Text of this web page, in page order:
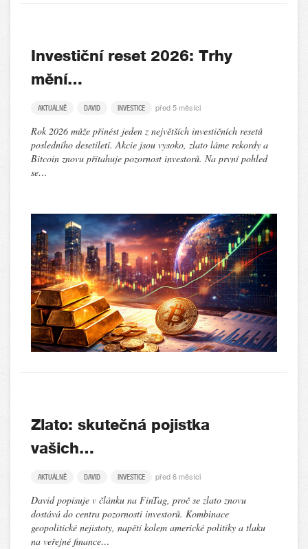
Investiční reset 2026: Trhy
mění…
AKTUÁLNĚ DAVID INVESTICE před 5 měsíci
Rok 2026 může přinést jeden z největších investičních resetů
posledního desetiletí. Akcie jsou vysoko, zlato láme rekordy a
Bitcoin znovu přitahuje pozornost investorů. Na první pohled
se…
Zlato: skutečná pojistka
vašich…
AKTUÁLNĚ DAVID INVESTICE před 6 měsíci
David popisuje v článku na FinTag, proč se zlato znovu
dostává do centra pozornosti investorů. Kombinace
geopolitické nejistoty, napětí kolem americké politiky a tlaku
na veřejné finance…